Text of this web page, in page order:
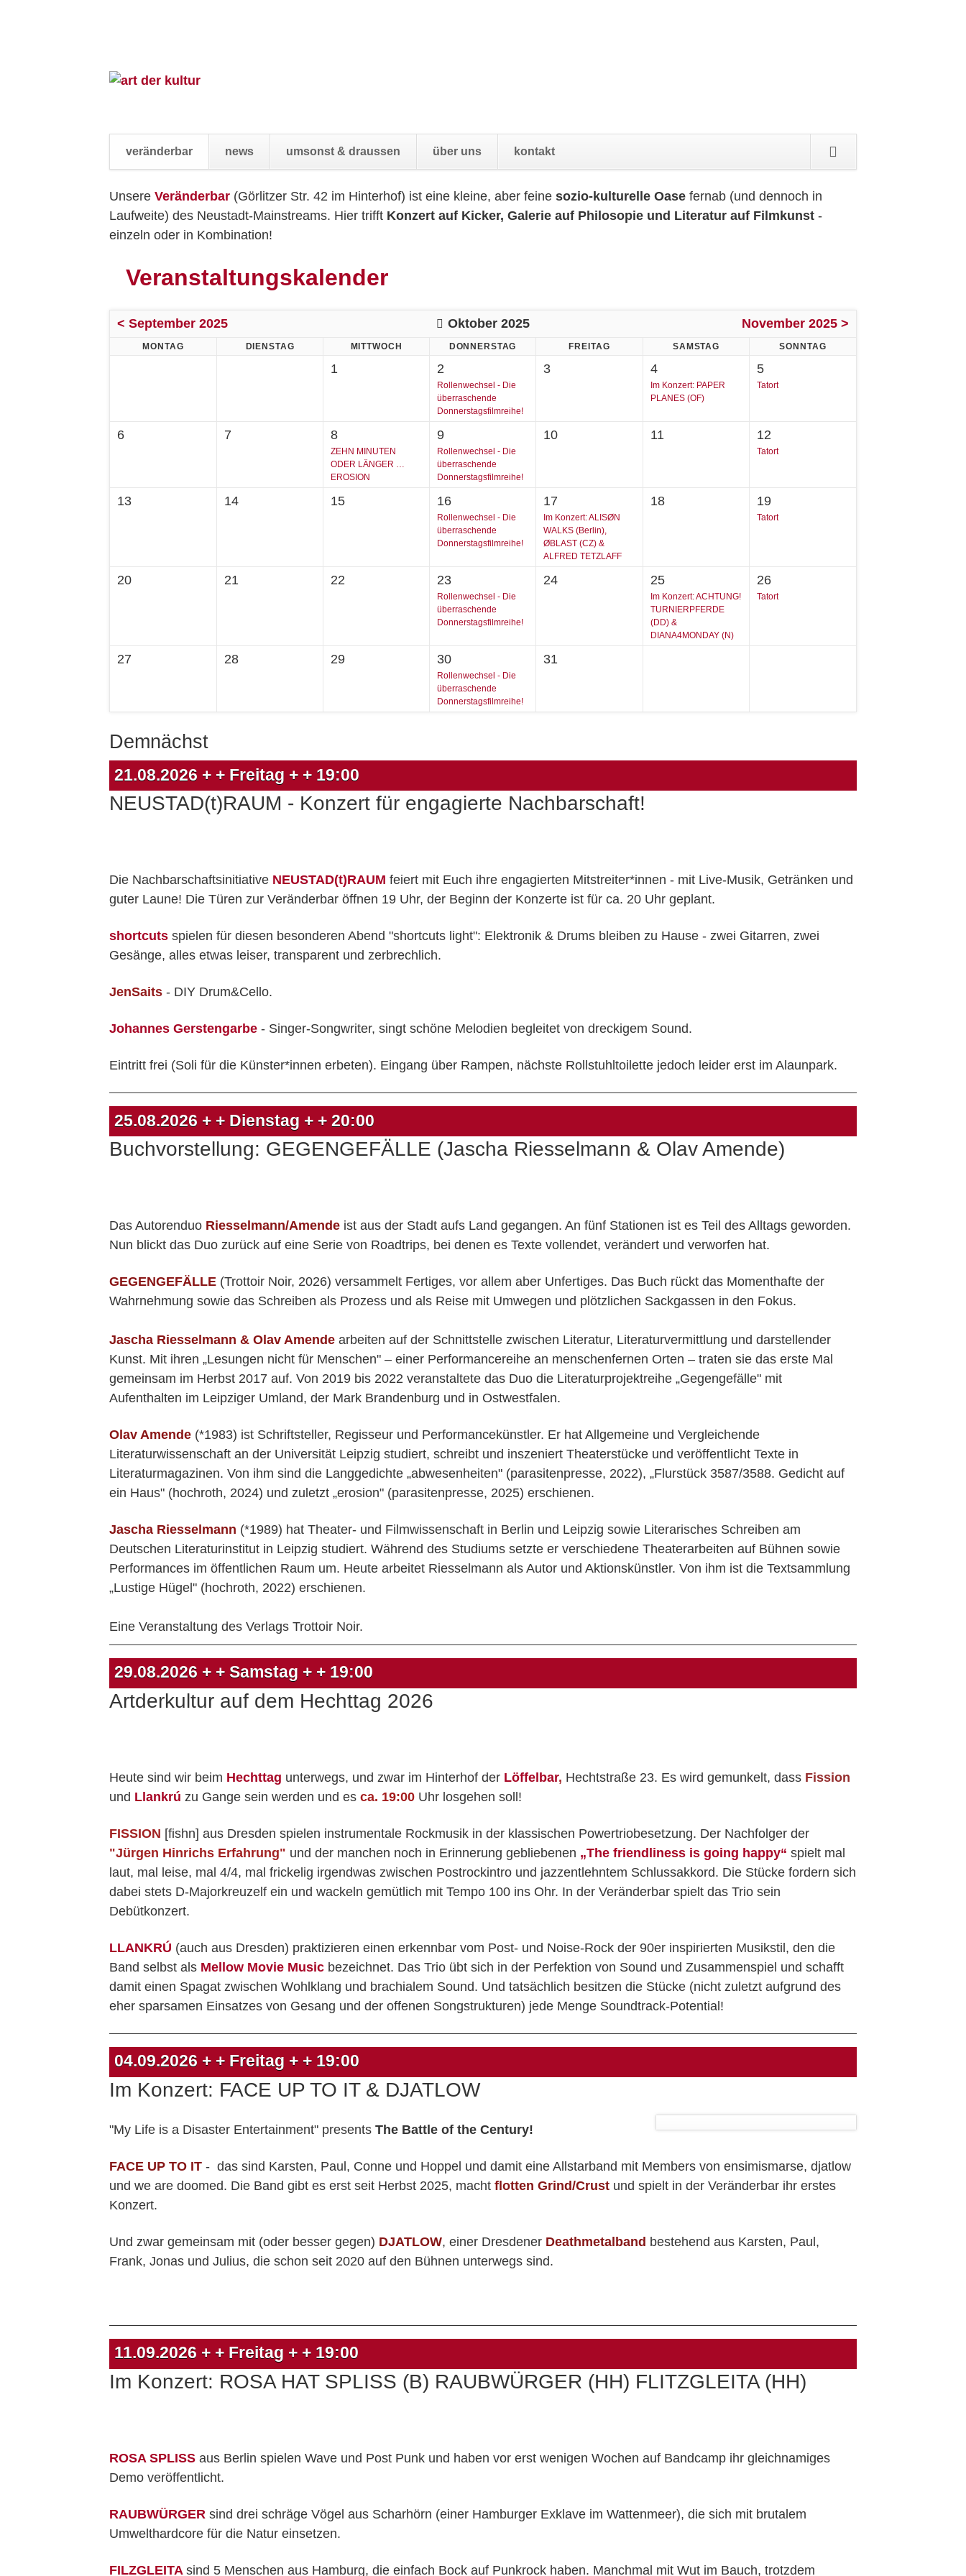
überspringen
veränderbar news umsonst & draussen über uns kontakt
überspringen
Unsere Veränderbar (Görlitzer Str. 42 im Hinterhof) ist eine kleine, aber feine sozio-kulturelle Oase fernab (und dennoch in
Laufweite) des Neustadt-Mainstreams. Hier trifft Konzert auf Kicker, Galerie auf Philosopie und Literatur auf Filmkunst -
einzeln oder in Kombination!
Veranstaltungskalender
< September 2025 Oktober 2025 November 2025 >
MONTAG DIENSTAG MITTWOCH DONNERSTAG FREITAG SAMSTAG SONNTAG
1 2
Rollenwechsel - Die
überraschende
Donnerstagsfilmreihe!
3 4
Im Konzert: PAPER
PLANES (OF)
5
Tatort
6 7 8
ZEHN MINUTEN
ODER LÄNGER …
EROSION
9
Rollenwechsel - Die
überraschende
Donnerstagsfilmreihe!
10 11 12
Tatort
13 14 15 16
Rollenwechsel - Die
überraschende
Donnerstagsfilmreihe!
17
Im Konzert: ALISØN
WALKS (Berlin),
ØBLAST (CZ) &
ALFRED TETZLAFF
18 19
Tatort
20 21 22 23
Rollenwechsel - Die
überraschende
Donnerstagsfilmreihe!
24 25
Im Konzert: ACHTUNG!
TURNIERPFERDE
(DD) &
DIANA4MONDAY (N)
26
Tatort
27 28 29 30
Rollenwechsel - Die
überraschende
Donnerstagsfilmreihe!
31
Demnächst
21.08.2026 + + Freitag + + 19:00
NEUSTAD(t)RAUM - Konzert für engagierte Nachbarschaft!
Die Nachbarschaftsinitiative NEUSTAD(t)RAUM feiert mit Euch ihre engagierten Mitstreiter*innen - mit Live-Musik, Getränken und
guter Laune! Die Türen zur Veränderbar öffnen 19 Uhr, der Beginn der Konzerte ist für ca. 20 Uhr geplant.
shortcuts spielen für diesen besonderen Abend "shortcuts light": Elektronik & Drums bleiben zu Hause - zwei Gitarren, zwei
Gesänge, alles etwas leiser, transparent und zerbrechlich.
JenSaits - DIY Drum&Cello.
Johannes Gerstengarbe - Singer-Songwriter, singt schöne Melodien begleitet von dreckigem Sound.
Eintritt frei (Soli für die Künster*innen erbeten). Eingang über Rampen, nächste Rollstuhltoilette jedoch leider erst im Alaunpark.
25.08.2026 + + Dienstag + +20:00
Buchvorstellung: GEGENGEFÄLLE (Jascha Riesselmann & Olav Amende)
Das Autorenduo Riesselmann/Amende ist aus der Stadt aufs Land gegangen. An fünf Stationen ist es Teil des Alltags geworden.
Nun blickt das Duo zurück auf eine Serie von Roadtrips, bei denen es Texte vollendet, verändert und verworfen hat.
GEGENGEFÄLLE (Trottoir Noir, 2026) versammelt Fertiges, vor allem aber Unfertiges. Das Buch rückt das Momenthafte der
Wahrnehmung sowie das Schreiben als Prozess und als Reise mit Umwegen und plötzlichen Sackgassen in den Fokus.
Jascha Riesselmann & Olav Amende arbeiten auf der Schnittstelle zwischen Literatur, Literaturvermittlung und darstellender
Kunst. Mit ihren „Lesungen nicht für Menschen" – einer Performancereihe an menschenfernen Orten – traten sie das erste Mal
gemeinsam im Herbst 2017 auf. Von 2019 bis 2022 veranstaltete das Duo die Literaturprojektreihe „Gegengefälle" mit
Aufenthalten im Leipziger Umland, der Mark Brandenburg und in Ostwestfalen.
Olav Amende (*1983) ist Schriftsteller, Regisseur und Performancekünstler. Er hat Allgemeine und Vergleichende
Literaturwissenschaft an der Universität Leipzig studiert, schreibt und inszeniert Theaterstücke und veröffentlicht Texte in
Literaturmagazinen. Von ihm sind die Langgedichte „abwesenheiten" (parasitenpresse, 2022), „Flurstück 3587/3588. Gedicht auf
ein Haus" (hochroth, 2024) und zuletzt „erosion" (parasitenpresse, 2025) erschienen.
Jascha Riesselmann (*1989) hat Theater- und Filmwissenschaft in Berlin und Leipzig sowie Literarisches Schreiben am
Deutschen Literaturinstitut in Leipzig studiert. Während des Studiums setzte er verschiedene Theaterarbeiten auf Bühnen sowie
Performances im öffentlichen Raum um. Heute arbeitet Riesselmann als Autor und Aktionskünstler. Von ihm ist die Textsammlung
„Lustige Hügel" (hochroth, 2022) erschienen.
Eine Veranstaltung des Verlags Trottoir Noir.
29.08.2026 + + Samstag + + 19:00
Artderkultur auf dem Hechttag 2026
Heute sind wir beim Hechttag unterwegs, und zwar im Hinterhof der Löffelbar, Hechtstraße 23. Es wird gemunkelt, dass Fission
und Llankrú zu Gange sein werden und es ca. 19:00 Uhr losgehen soll!
FISSION [fishn] aus Dresden spielen instrumentale Rockmusik in der klassischen Powertriobesetzung. Der Nachfolger der
"Jürgen Hinrichs Erfahrung" und der manchen noch in Erinnerung gebliebenen „The friendliness is going happy“ spielt mal
laut, mal leise, mal 4/4, mal frickelig irgendwas zwischen Postrockintro und jazzentlehntem Schlussakkord. Die Stücke fordern sich
dabei stets D-Majorkreuzelf ein und wackeln gemütlich mit Tempo 100 ins Ohr. In der Veränderbar spielt das Trio sein
Debütkonzert.
LLANKRÚ (auch aus Dresden) praktizieren einen erkennbar vom Post- und Noise-Rock der 90er inspirierten Musikstil, den die
Band selbst als Mellow Movie Music bezeichnet. Das Trio übt sich in der Perfektion von Sound und Zusammenspiel und schafft
damit einen Spagat zwischen Wohlklang und brachialem Sound. Und tatsächlich besitzen die Stücke (nicht zuletzt aufgrund des
eher sparsamen Einsatzes von Gesang und der offenen Songstrukturen) jede Menge Soundtrack-Potential!
04.09.2026 + + Freitag + + 19:00
Im Konzert: FACE UP TO IT & DJATLOW
"My Life is a Disaster Entertainment" presents The Battle of the Century!
FACE UP TO IT - das sind Karsten, Paul, Conne und Hoppel und damit eine Allstarband mit Members von ensimismarse, djatlow
und we are doomed. Die Band gibt es erst seit Herbst 2025, macht flotten Grind/Crust und spielt in der Veränderbar ihr erstes
Konzert.
Und zwar gemeinsam mit (oder besser gegen) DJATLOW, einer Dresdener Deathmetalband bestehend aus Karsten, Paul,
Frank, Jonas und Julius, die schon seit 2020 auf den Bühnen unterwegs sind.
11.09.2026 + + Freitag + + 19:00
Im Konzert: ROSA HAT SPLISS (B) RAUBWÜRGER (HH) FLITZGLEITA (HH)
ROSA SPLISS aus Berlin spielen Wave und Post Punk und haben vor erst wenigen Wochen auf Bandcamp ihr gleichnamiges
Demo veröffentlicht.
RAUBWÜRGER sind drei schräge Vögel aus Scharhörn (einer Hamburger Exklave im Wattenmeer), die sich mit brutalem
Umwelthardcore für die Natur einsetzen.
FILZGLEITA sind 5 Menschen aus Hamburg, die einfach Bock auf Punkrock haben. Manchmal mit Wut im Bauch, trotzdem